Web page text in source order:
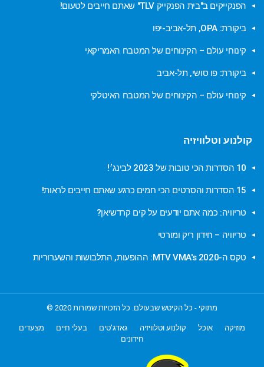
הפנקייקים ב"בית הפנקייק TLV" שאתם חייבים לטעום!
ביקורת: OPA, תל-אביב-יפו
קינוחי עולם – הקינוחים של המטבח האמריקאי
ביקורת: פו סושי, תל-אביב
קינוחי עולם – הקינוחים של המטבח האיטלקי
קולנוע וטלוויזיה
10 הסדרות הכי טובות של 2023 לבינג׳!
15 הסדרות והסרטים הכי חמים כרגע שאתם חייבים לראות!
טריוויה: כמה אתם יודעים על קים קרדשיאן?
טריוויה – חידון ריק ומורטי
טקס ה-MTV VMA's 2020: ההופעות, התלבושות והשערוריות
מתוקי - כל הקיטש שבעולם. כל הזכויות שמורות 2020 ©
מוזיקה אוכל קולנוע וטלוויזיה גאדג'טים בעלי חיים
מצעדים
חידונים